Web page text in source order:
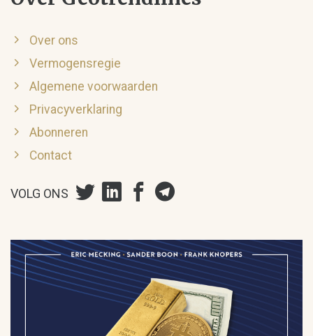
Over ons
Vermogensregie
Algemene voorwaarden
Privacyverklaring
Abonneren
Contact
VOLG ONS